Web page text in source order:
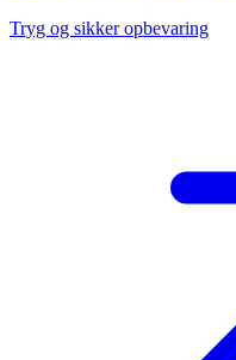
Tryg og sikker opbevaring